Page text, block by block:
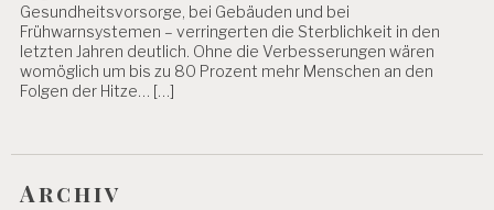
Gesundheitsvorsorge, bei Gebäuden und bei
Frühwarnsystemen – verringerten die Sterblichkeit in den
letzten Jahren deutlich. Ohne die Verbesserungen wären
womöglich um bis zu 80 Prozent mehr Menschen an den
Folgen der Hitze… […]
Archiv